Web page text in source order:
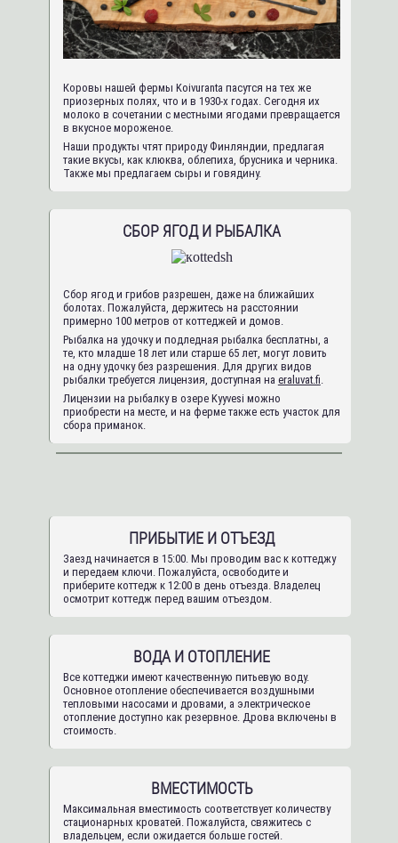
Коровы нашей фермы Koivuranta пасутся на тех же
приозерных полях, что и в 1930-х годах. Сегодня их
молоко в сочетании с местными ягодами превращается
в вкусное мороженое.
Наши продукты чтят природу Финляндии, предлагая
такие вкусы, как клюква, облепиха, брусника и черника.
Также мы предлагаем сыры и говядину.
СБОР ЯГОД И РЫБАЛКА
Сбор ягод и грибов разрешен, даже на ближайших
болотах. Пожалуйста, держитесь на расстоянии
примерно 100 метров от коттеджей и домов.
Рыбалка на удочку и подледная рыбалка бесплатны, а
те, кто младше 18 лет или старше 65 лет, могут ловить
на одну удочку без разрешения. Для других видов
рыбалки требуется лицензия, доступная на eraluvat.fi
Лицензии на рыбалку в озере Kyyvesi можно
приобрести на месте, и на ферме также есть участок для
сбора приманок.
ПРИБЫТИЕ И ОТЪЕЗД
Заезд начинается в 15:00. Мы проводим вас к коттеджу
и передаем ключи. Пожалуйста, освободите и
приберите коттедж к 12:00 в день отъезда. Владелец
осмотрит коттедж перед вашим отъездом.
ВОДА И ОТОПЛЕНИЕ
Все коттеджи имеют качественную питьевую воду.
Основное отопление обеспечивается воздушными
тепловыми насосами и дровами, а электрическое
отопление доступно как резервное. Дрова включены в
стоимость.
ВМЕСТИМОСТЬ
Максимальная вместимость соответствует количеству
стационарных кроватей. Пожалуйста, свяжитесь с
владельцем, если ожидается больше гостей.